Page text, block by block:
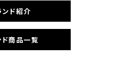
ンド紹介
ド商品一覧